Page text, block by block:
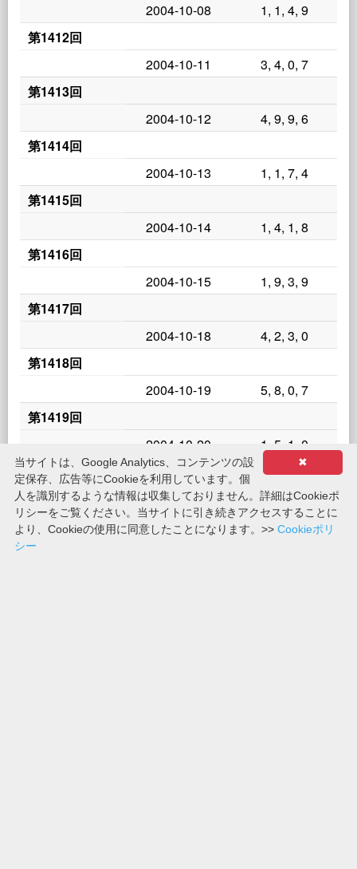
2004-10-08
1, 1, 4, 9
第1412回
2004-10-11
3, 4, 0, 7
第1413回
2004-10-12
4, 9, 9, 6
第1414回
2004-10-13
1, 1, 7, 4
第1415回
2004-10-14
1, 4, 1, 8
第1416回
2004-10-15
1, 9, 3, 9
第1417回
2004-10-18
4, 2, 3, 0
第1418回
2004-10-19
5, 8, 0, 7
第1419回
2004-10-20
1, 5, 1, 0
第1420回
2004-10-21
8, 3, 3, 9
第1421回
✖
当サイトは、Google Analytics、コンテンツの設
定保存、広告等にCookieを利用しています。個
人を識別するような情報は収集しておりません。詳細はCookieポ
リシーをご覧ください。当サイトに引き続きアクセスすることに
より、Cookieの使用に同意したことになります。>> Cookieポリ
シー